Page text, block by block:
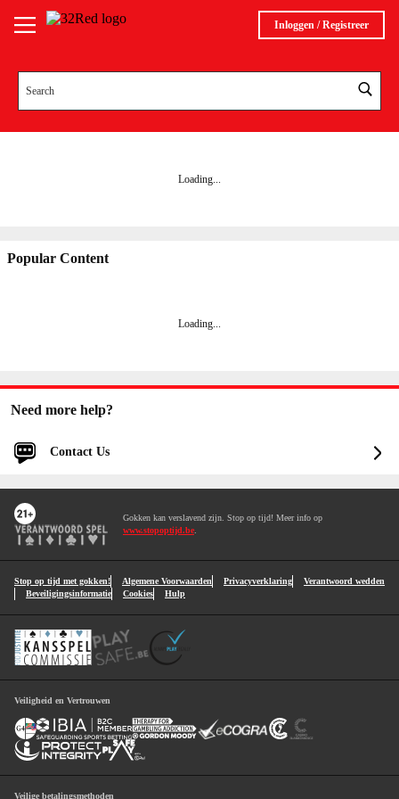
Inloggen / Registreer
Loading...
Popular Content
Loading...
Need more help?
Contact Us
Log in
You'll be logged into your account.
Continue without logging in
1 Contact Options
Gokken kan verslavend zijn. Stop op tijd! Meer info op
www.stopoptijd.be.
Stop op tijd met gokken! Algemene Voorwaarden Privacyverklaring
Verantwoord wedden
Beveiligingsinformatie
Cookies Hulp
Veiligheid en Vertrouwen
Veilige betalingsmethoden